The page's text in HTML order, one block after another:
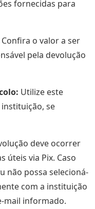
fornecidas para
Confira o valor a ser
pela devolução
Utilize este
se
deve ocorrer
úteis via Pix. Caso
não possa selecioná-
com a instituição
mail informado.